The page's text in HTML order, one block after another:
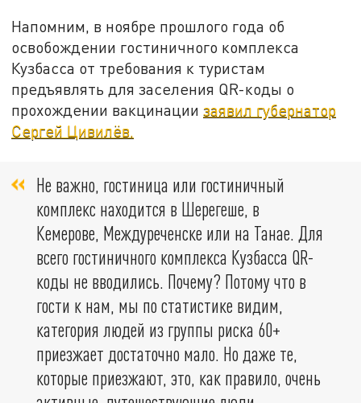
Напомним, в ноябре прошлого года об
освобождении гостиничного комплекса
Кузбасса от требования к туристам
предъявлять для заселения QR-коды о
прохождении вакцинациизаявил губернатор
Сергей Цивилёв.
Не важно, гостиница или гостиничный
комплекс находится в Шерегеше, в
Кемерове, Междуреченске или на Танае. Для
всего гостиничного комплекса Кузбасса QR-
коды не вводились. Почему? Потому что в
гости к нам, мы по статистике видим,
категория людей из группы риска 60+
приезжает достаточно мало. Но даже те,
которые приезжают, это, как правило, очень